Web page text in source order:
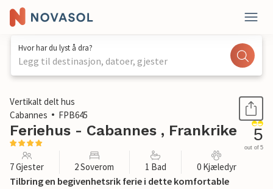
Hvor har du lyst å dra?
Legg til destinasjon, datoer, gjester
1 / 23
Vertikalt delt hus
Cabannes
FPB645
Feriehus - Cabannes , Frankrike 5
out of 5
7 Gjester 2 Soverom 1 Bad 0 Kjæledyr
Tilbring en begivenhetsrik ferie i dette komfortable